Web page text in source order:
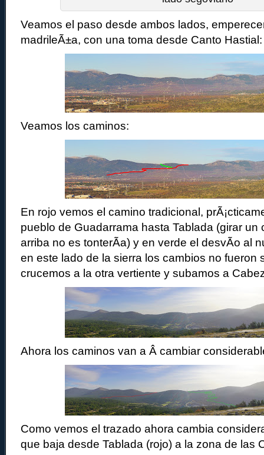
Veamos el paso desde ambos lados,
madrileÃ±a, con una toma desde Canto Hastial:
Veamos los caminos:
En rojo vemos el camino tradicional,
pueblo de Guadarrama hasta Tablada (girar un
arriba no es tonterÃ­a) y en verde el desvÃ­o al
en este lado de la sierra los cambios no fueron
crucemos a la otra vertiente y subamos a
Ahora los caminos van a Â cambiar
Como vemos el trazado ahora cambia
que baja desde Tablada (rojo) a la zona de las